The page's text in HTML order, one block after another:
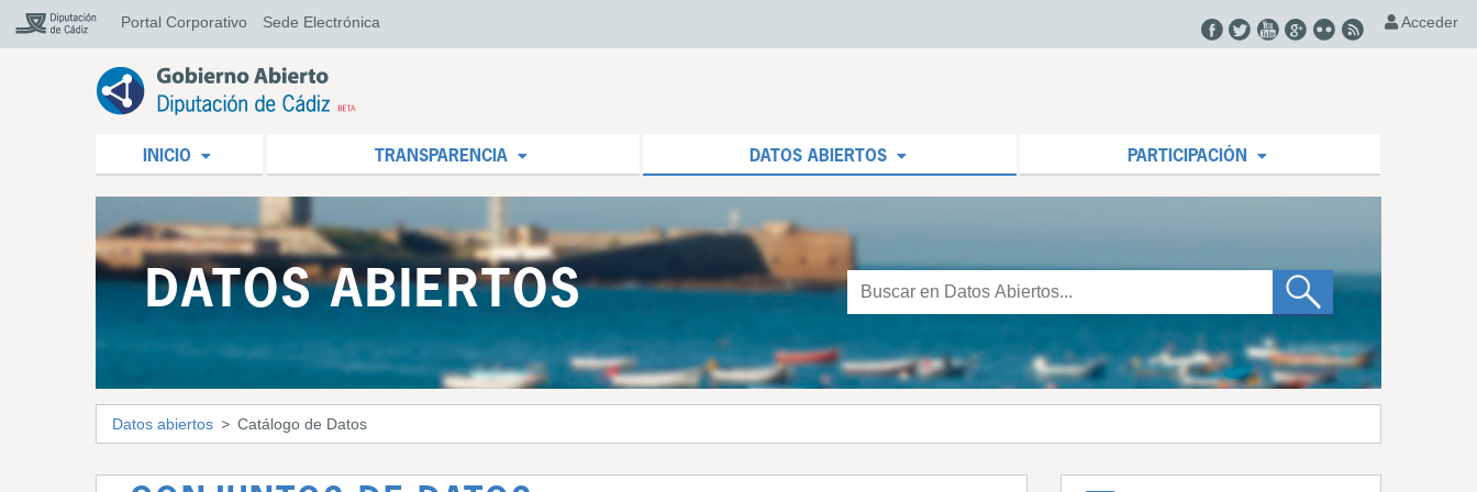
Portal Corporativo Sede Electrónica Acceder
INICIO TRANSPARENCIA DATOS ABIERTOS PARTICIPACIÓN
DATOS ABIERTOS
Datos abiertos Catálogo de Datos